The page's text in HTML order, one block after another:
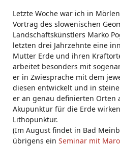
Letzte Woche war ich in
Vortrag des slowenischen
Landschaftskünstlers Marko
letzten drei Jahrzehnte eine
Mutter Erde und ihren
arbeitet besonders mit
er in Zwiesprache mit dem
diesen entwickelt und in
er an genau definierten Orten
Akupunktur für die Erde
Lithopunktur.
(Im August findet in Bad
übrigens ein Seminar mit